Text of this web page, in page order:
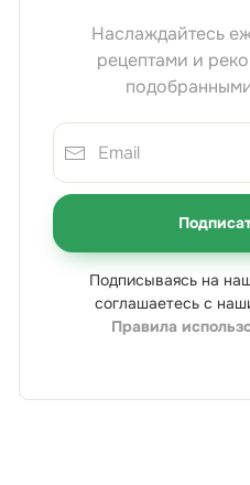
Наслаждайтесь
рецептами и
Подписываясь на
соглашаетесь с
Правила